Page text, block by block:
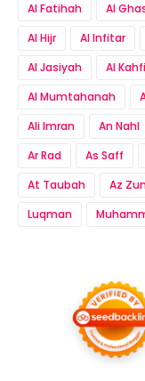
Al Fatihah
Al
Al Hijr
Al Infitar
Al Jasiyah
Al Kahfi
Al Mumtahanah
Ali Imran
An Nahl
Ar Rad
As Saff
At Taubah
Az
Luqman